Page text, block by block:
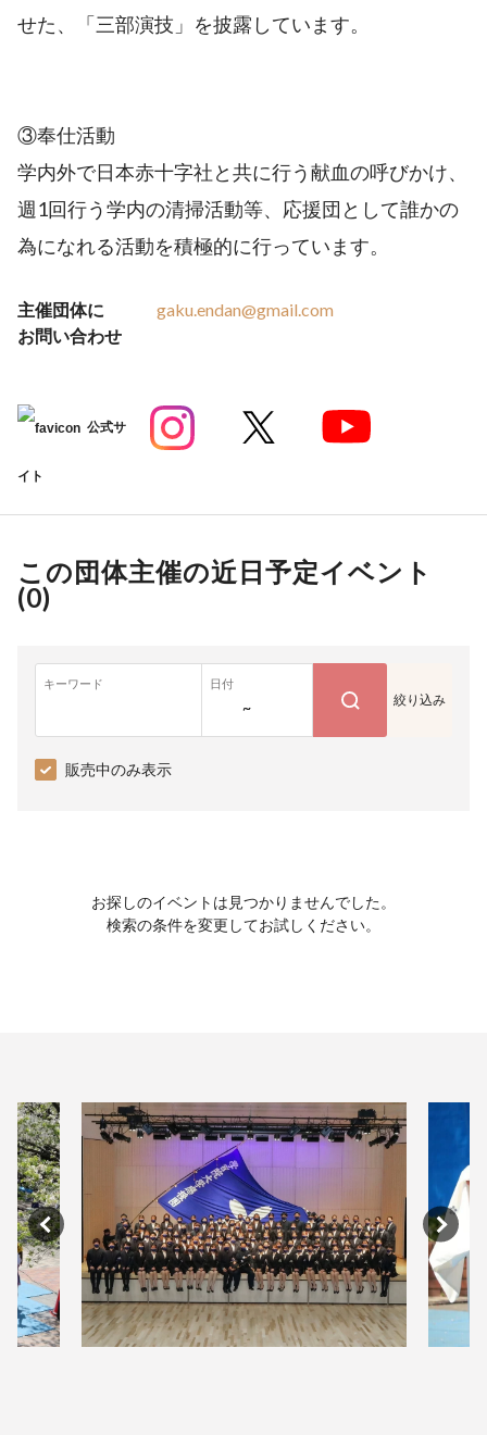
せた、「三部演技」を披露しています。
③奉仕活動
学内外で日本赤十字社と共に行う献血の呼びかけ、
週1回行う学内の清掃活動等、応援団として誰かの
為になれる活動を積極的に行っています。
主催団体に
お問い合わせ
gaku.endan@gmail.com
公式サ
イト
この団体主催の近日予定イベント
(0)
キーワード 日付
~ 絞り込み
販売中のみ表示
お探しのイベントは見つかりませんでした。
検索の条件を変更してお試しください。